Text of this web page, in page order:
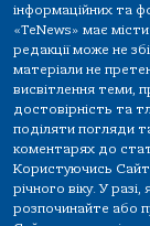
інформаційних та
«TeNews» має
редакції може не
матеріали не
висвітлення теми,
достовірність та
поділяти погляди
коментарях до
Користуючись
річного віку. У
розпочинайте або